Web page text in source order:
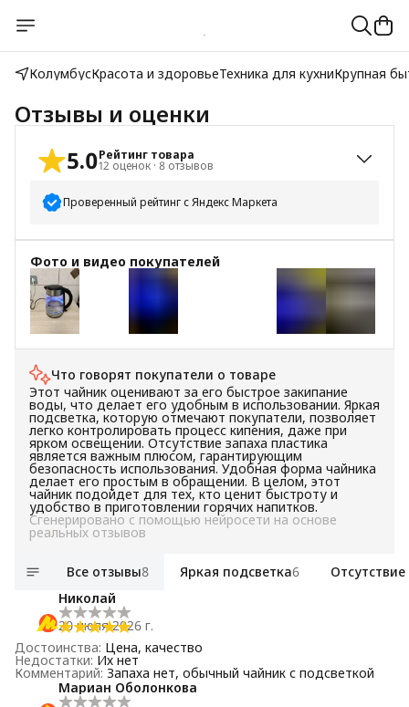
КолумбусКрасота и здоровьеТехника для кухниКрупная
Отзывы и оценки
5.0Рейтинг товара
12 оценок · 8 отзывов
Проверенный рейтинг с Яндекс Маркета
5 звёзд
12
4 звезды
0
3 звезды
0
2 звезды
1 звезда 0
Фото и видео покупателей
+7
Что говорят покупатели о товаре
Этот чайник оценивают за его быстрое закипание
воды, что делает его удобным в использовании. Яркая
подсветка, которую отмечают покупатели, позволяет
легко контролировать процесс кипения, даже при
ярком освещении. Отсутствие запаха пластика
является важным плюсом, гарантирующим
безопасность использования. Удобная форма чайника
делает его простым в обращении. В целом, этот
чайник подойдет для тех, кто ценит быстроту и
удобство в приготовлении горячих напитков.
Сгенерировано с помощью нейросети на основе
реальных отзывов
Все отзывы8 Яркая подсветка6
Николай
20 июля 2026 г.
Достоинства: Цена, качество
Недостатки: Их нет
Комментарий: Запаха нет, обычный чайник с подсветкой
Мариан Оболонкова